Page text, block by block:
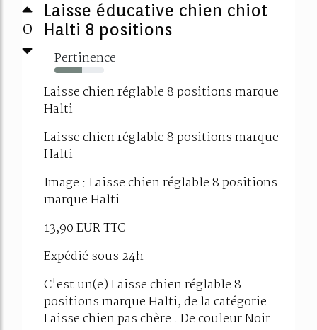
0
Laisse éducative chien chiot
Halti 8 positions
Pertinence
56%
Laisse chien réglable 8 positions marque
Halti
Laisse chien réglable 8 positions marque
Halti
Image : Laisse chien réglable 8 positions
marque Halti
13,90 EUR TTC
Expédié sous 24h
C'est un(e) Laisse chien réglable 8
positions marque Halti, de la catégorie
Laisse chien pas chère . De couleur Noir.